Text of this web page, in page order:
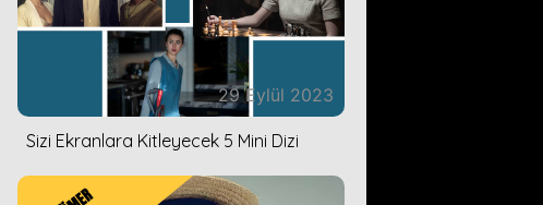
29 Eylül 2023
Sizi Ekranlara Kitleyecek 5 Mini Dizi